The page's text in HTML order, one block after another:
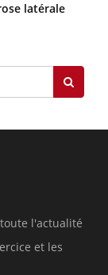
latérale
l'actualité
et les